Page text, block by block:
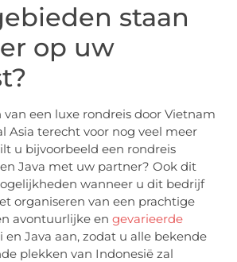
staan
op uw
een luxe rondreis door Vietnam
Asia terecht voor nog veel meer
u bijvoorbeeld een rondreis
Java met uw partner? Ook dit
wanneer u dit bedrijf
organiseren van een prachtige
avontuurlijke engevarieerde
en Java aan, zodat u alle bekende
plekken van Indonesië zal